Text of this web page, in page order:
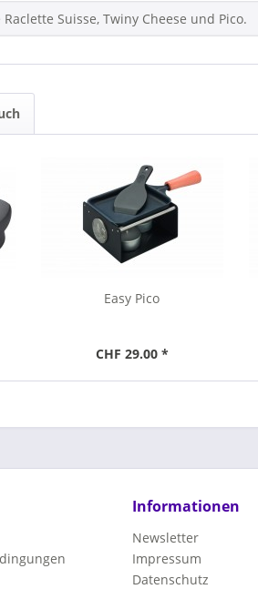
Suisse, Twiny Cheese und Pico.
Easy Pico
CHF 29.00 *
Informationen
Newsletter
Impressum
Datenschutz